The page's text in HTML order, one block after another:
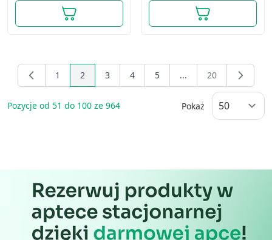
Pozycje od 51 do 100 ze 964
Page
1 You're currently reading page
2 Page
3 Page
4 Page
5 ... Page
20
Pokaż